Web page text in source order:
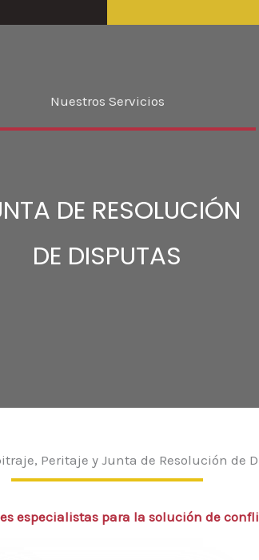
Nuestros Servicios
DE RESOLUCIÓN
DE DISPUTAS
Peritaje y Junta de Resolución de
especialistas para la solución de